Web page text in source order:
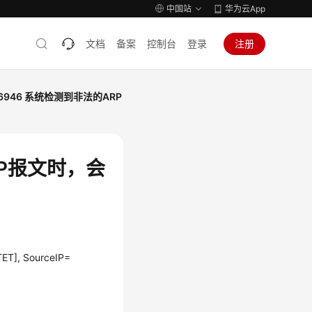
中国站 华为云App
文档 备案 控制台 登录 注册
系统检测到非法的ARP
文时，会
SourceIP=